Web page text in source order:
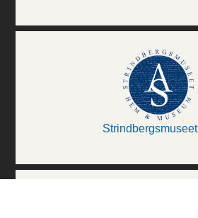
Strindbergsmuseet